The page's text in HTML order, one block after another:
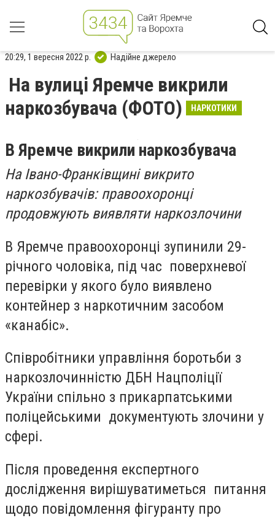
20:29, 1 вересня 2022 р. Надійне джерело
На вулиці Яремче викрили
наркозбувача (ФОТО)
НАРКОТИКИ
В Яремче викрили наркозбувача
На Івано-Франківщині викрито
наркозбувачів: правоохоронці
продовжують виявляти наркозлочини
В Яремче правоохоронці зупинили 29-
річного чоловіка, під час поверхневої
перевірки у якого було виявлено
контейнер з наркотичним засобом
«канабіс».
Співробітники управління боротьби з
наркозлочинністю ДБН Нацполіції
України спільно з прикарпатськими
поліцейськими документують злочини у
сфері.
Після проведення експертного
дослідження вирішуватиметься питання
щодо повідомлення фігуранту про